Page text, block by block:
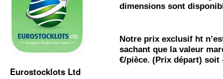
Eurostocklots Ltd
dimensions sont
Notre prix exclusif ht
sachant que la valeur
€/pièce. (Prix départ)